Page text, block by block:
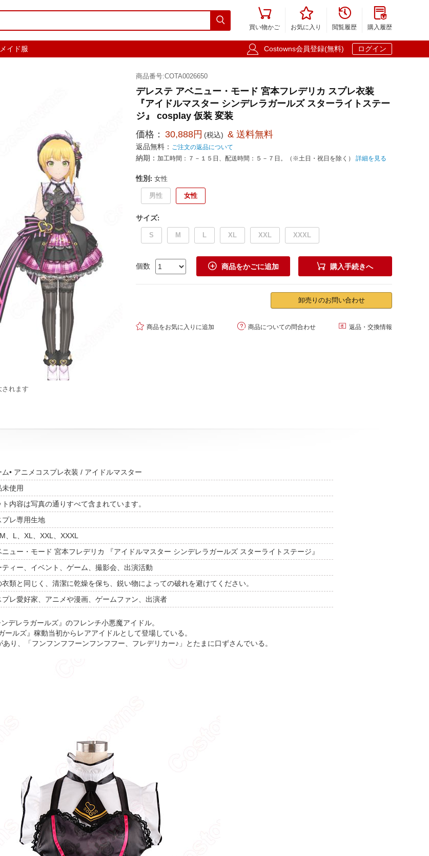


買い物かご

お気に入り

閲覧履歴

購入履歴
メイド服  Costowns会員登録(無料) ログイン
れます
商品番号:COTA0026650
デレステ アベニュー・モード 宮本フレデリカ スプレ衣装
『アイドルマスター シンデレラガールズ スターライトステー
ジ』 cosplay 仮装 変装
価格： 30,888円 (税込) & 送料無料
返品無料： ご注文の返品について
納期： 加工時間：７－１５日、配送時間：５－７日。（※土日・祝日を除く） 詳細を見る
性別 : 女性
男性 女性
サイズ:
S M L XL XXL XXXL
個数  商品をかごに追加  購入手続きへ
卸売りのお問い合わせ
 商品をお気に入りに追加  商品についての問合わせ  返品・交換情報
ム• アニメコスプレ衣装 / アイドルマスター
未使用
ト内容は写真の通りすべて含まれています。
プレ専用生地
、L、XL、XXL、XXXL
ニュー・モード 宮本フレデリカ 『アイドルマスター シンデレラガールズ スターライトステージ』
ティー、イベント、ゲーム、撮影会、出演活動
衣類と同じく、清潔に乾燥を保ち、鋭い物によっての破れを避けてください。
プレ愛好家、アニメや漫画、ゲームファン、出演者
デレラガールズ』のフレンチ小悪魔アイドル。
ルズ』稼動当初からレアアイドルとして登場している。
り、「フンフンフフーンフンフフー、フレデリカー♪」とたまに口ずさんでいる。